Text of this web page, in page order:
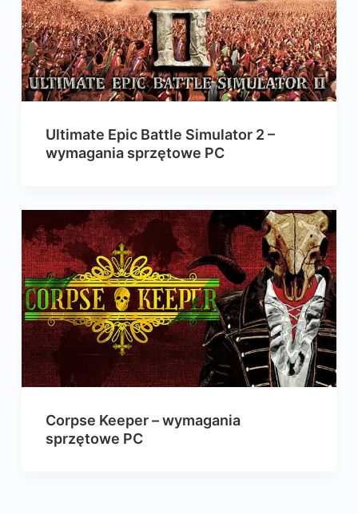
Ultimate Epic Battle Simulator 2 –
wymagania sprzętowe PC
Corpse Keeper – wymagania
sprzętowe PC